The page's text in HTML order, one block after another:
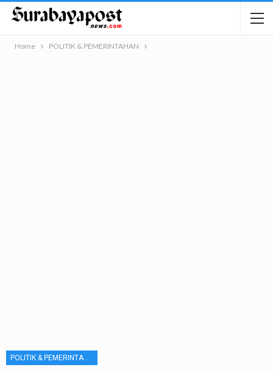
Home POLITIK & PEMERINTAHAN
POLITIK & PEMERINTAHAN